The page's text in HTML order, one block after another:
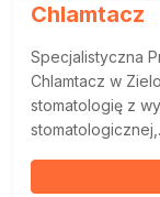
Chlamtacz
Specjalistyczna
Chlamtacz w
stomatologię z